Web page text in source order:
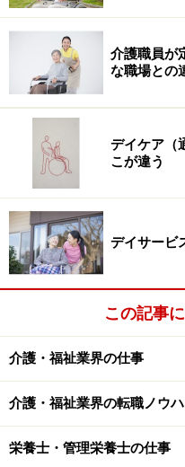
のが適当かを決めるポイ
力の有無。判断力が必要
断能力が不十分になっ
に「自分で」後見人と
こまでの権限を与える
度ですから、判断力が衰
これに対して、判断力
てほしいのが法定後見制
人または代理人が申立
す。ここでは法定後見制
介護職員が
な職場との
デイケア（
こが違う
デイサービ
この記事
介護・福祉業界の仕事
介護・福祉業界の転職ノウ
栄養士・管理栄養士の仕事